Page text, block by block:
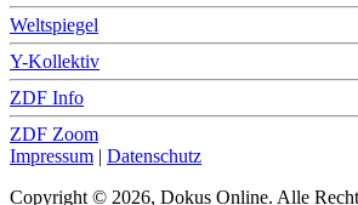
Weltspiegel
Y-Kollektiv
ZDF Info
ZDF Zoom
Impressum | Datenschutz
Copyright © 2026, Dokus Online. Alle